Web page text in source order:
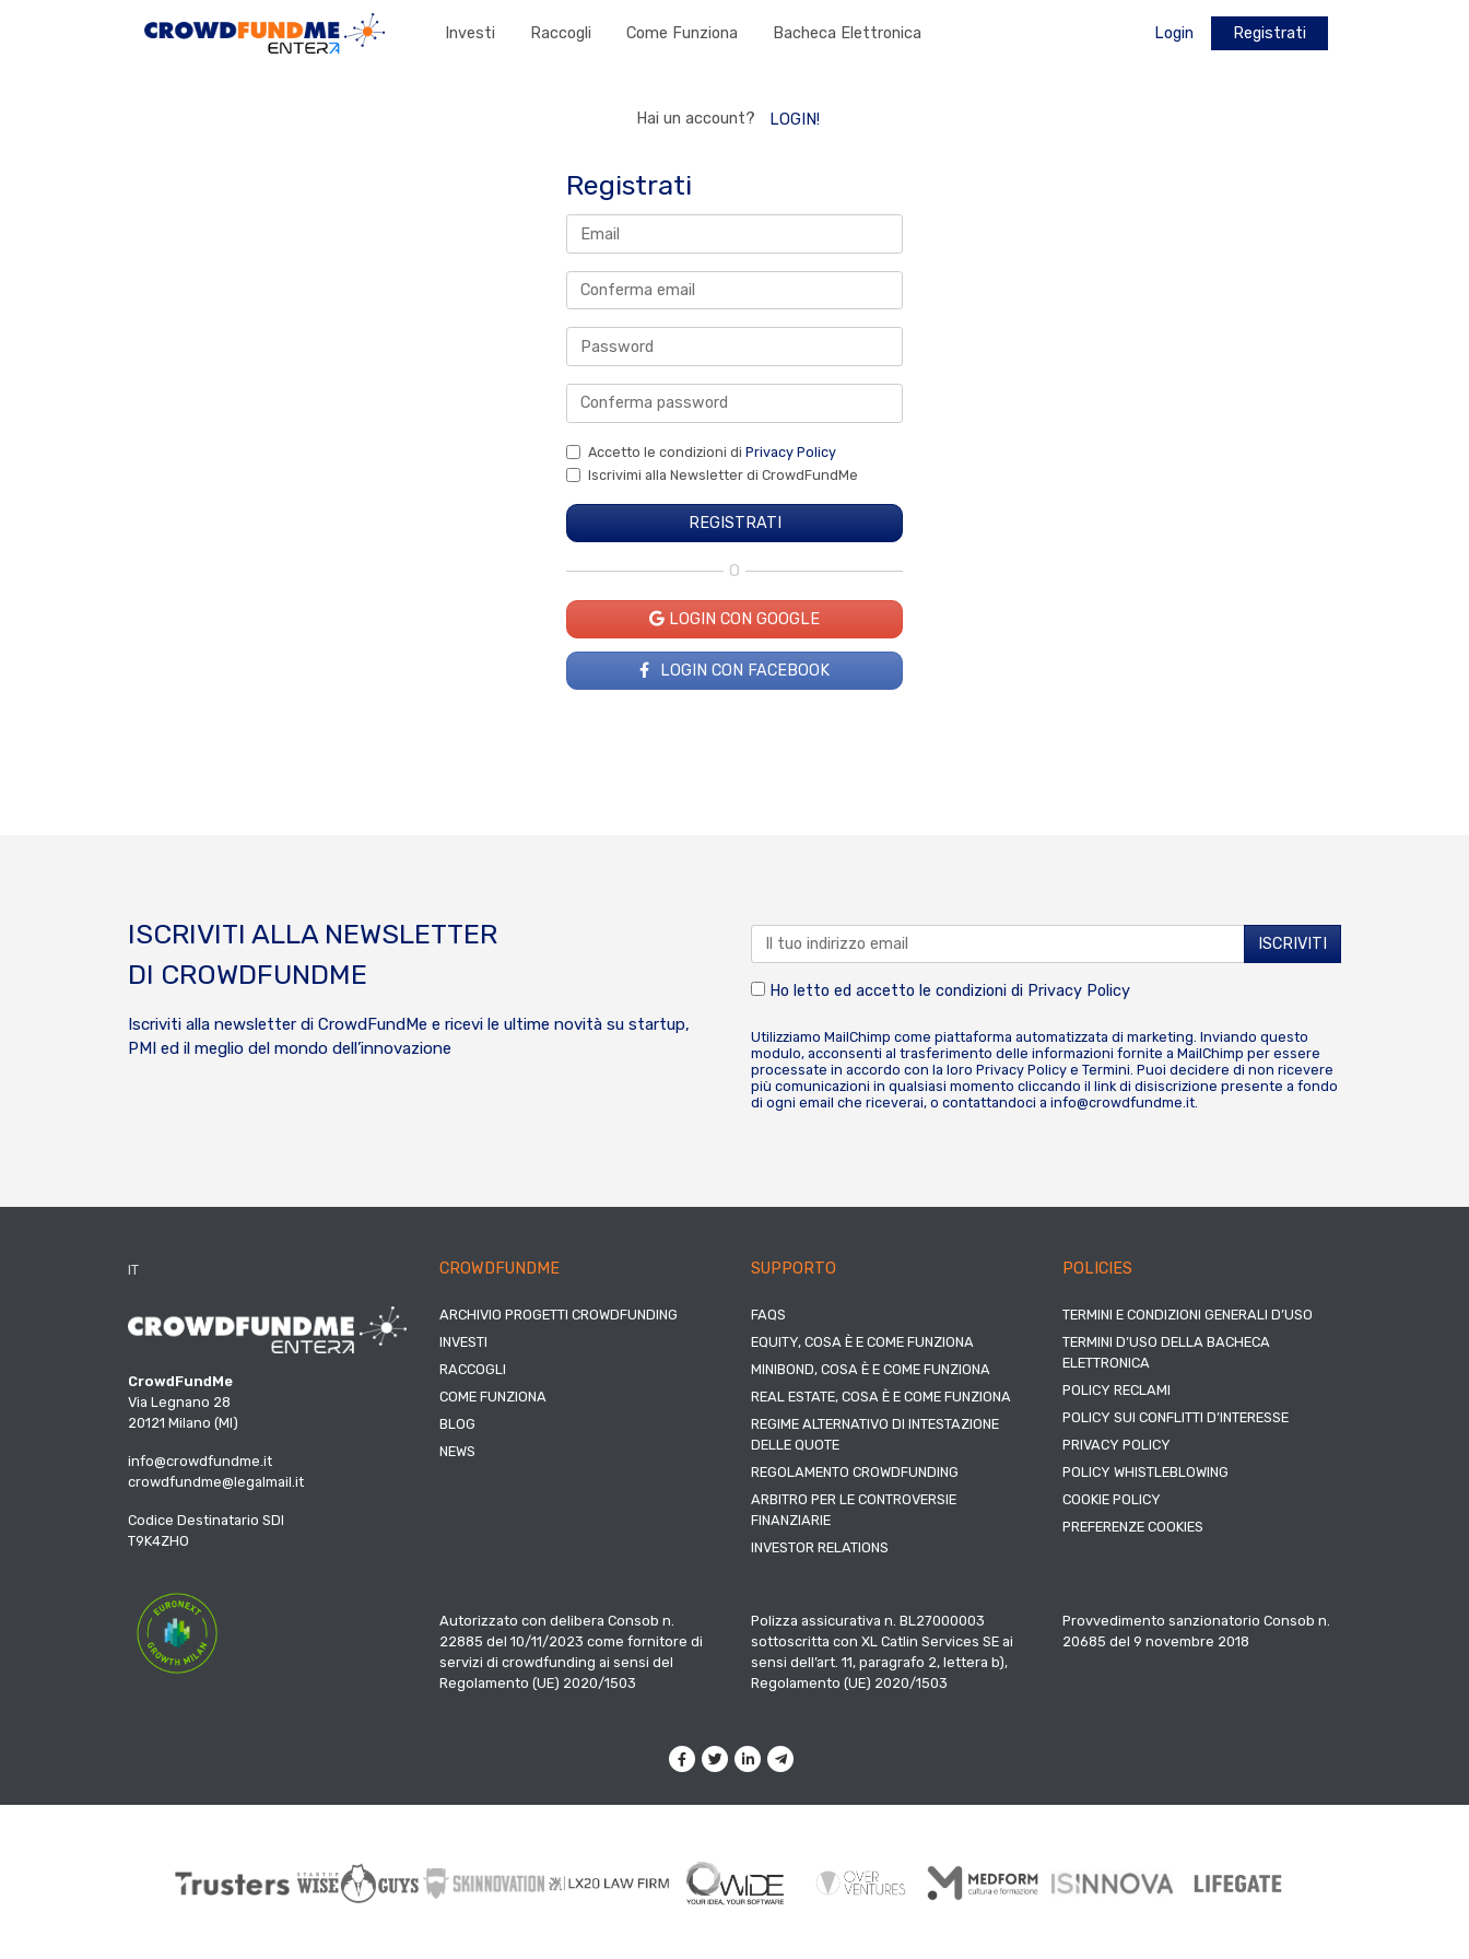
Investi Raccogli Come Funziona Bacheca Elettronica Login Registrati
Hai un account? LOGIN!
Registrati
Accetto le condizioni di Privacy Policy
Iscrivimi alla Newsletter di CrowdFundMe
O
LOGIN CON GOOGLE
LOGIN CON FACEBOOK
ISCRIVITI ALLA NEWSLETTER
DI CROWDFUNDME
Iscriviti alla newsletter di CrowdFundMe e ricevi le ultime novità su startup,
PMI ed il meglio del mondo dell’innovazione
Ho letto ed accetto le condizioni di Privacy Policy
Utilizziamo MailChimp come piattaforma automatizzata di marketing. Inviando questo
modulo, acconsenti al trasferimento delle informazioni fornite a MailChimp per essere
processate in accordo con la loro Privacy Policy e Termini. Puoi decidere di non ricevere
più comunicazioni in qualsiasi momento cliccando il link di disiscrizione presente a fondo
di ogni email che riceverai, o contattandoci a info@crowdfundme.it.
IT
CrowdFundMe
Via Legnano 28
20121 Milano (MI)
info@crowdfundme.it
crowdfundme@legalmail.it
Codice Destinatario SDI
T9K4ZHO
CROWDFUNDME
ARCHIVIO PROGETTI CROWDFUNDING
INVESTI
RACCOGLI
COME FUNZIONA
BLOG
NEWS
SUPPORTO
FAQS
EQUITY, COSA È E COME FUNZIONA
MINIBOND, COSA È E COME FUNZIONA
REAL ESTATE, COSA È E COME FUNZIONA
REGIME ALTERNATIVO DI INTESTAZIONE
DELLE QUOTE
REGOLAMENTO CROWDFUNDING
ARBITRO PER LE CONTROVERSIE
FINANZIARIE
INVESTOR RELATIONS
POLICIES
TERMINI E CONDIZIONI GENERALI D’USO
TERMINI D’USO DELLA BACHECA
ELETTRONICA
POLICY RECLAMI
POLICY SUI CONFLITTI D’INTERESSE
PRIVACY POLICY
POLICY WHISTLEBLOWING
COOKIE POLICY
PREFERENZE COOKIES
Autorizzato con delibera Consob n.
22885 del 10/11/2023 come fornitore di
servizi di crowdfunding ai sensi del
Regolamento (UE) 2020/1503
Polizza assicurativa n. BL27000003
sottoscritta con XL Catlin Services SE ai
sensi dell’art. 11, paragrafo 2, lettera b),
Regolamento (UE) 2020/1503
Provvedimento sanzionatorio Consob n.
20685 del 9 novembre 2018